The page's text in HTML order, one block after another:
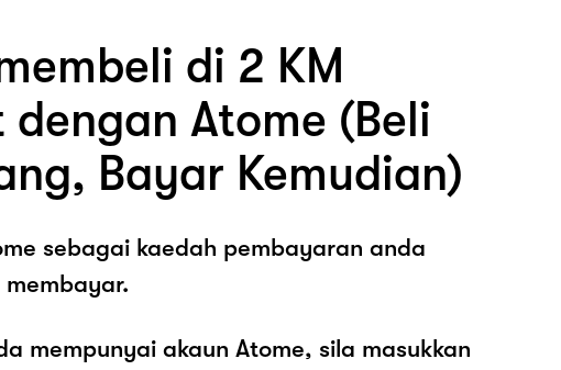
di 2 KM
dengan Atome (Beli
Bayar Kemudian)
sebagai kaedah pembayaran anda
membayar.
mempunyai akaun Atome, sila masukkan